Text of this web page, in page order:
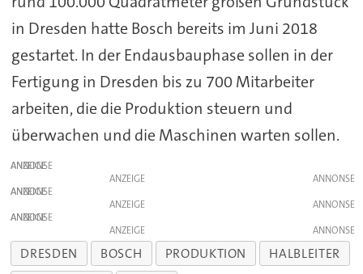
in Dresden hatte Bosch bereits im Juni 2018
gestartet. In der Endausbauphase sollen in der
Fertigung in Dresden bis zu 700 Mitarbeiter
arbeiten, die die Produktion steuern und
überwachen und die Maschinen warten sollen.
ANZEIGE
ANZEIGE
ANZEIGE
ANZEIGE
ANZEIGE
ANZEIGE
DRESDEN BOSCH PRODUKTION
HALBLEITER